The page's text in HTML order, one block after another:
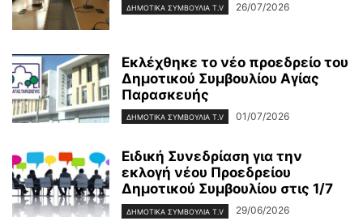
ΔΗΜΟΤΙΚΑ ΣΥΜΒΟΥΛΙΑ T.V 26/07/2026
Εκλέχθηκε το νέο προεδρείο του
Δημοτικού Συμβουλίου Αγίας
Παρασκευής
ΔΗΜΟΤΙΚΑ ΣΥΜΒΟΥΛΙΑ T.V 01/07/2026
Ειδική Συνεδρίαση για την
εκλογή νέου Προεδρείου
Δημοτικού Συμβουλίου στις 1/7
ΔΗΜΟΤΙΚΑ ΣΥΜΒΟΥΛΙΑ T.V 29/06/2026